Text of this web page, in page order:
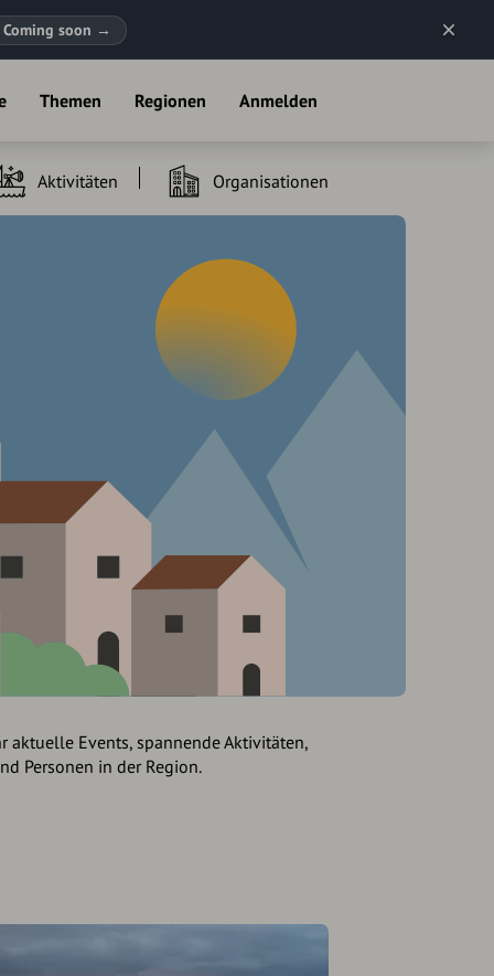
Coming soon →
Themen Regionen Anmelden
Aktivitäten Organisationen
aktuelle Events, spannende Aktivitäten,
Personen in der Region.